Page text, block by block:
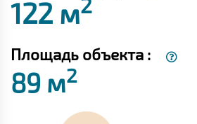
122 м2
Площадь объекта :
89 м2